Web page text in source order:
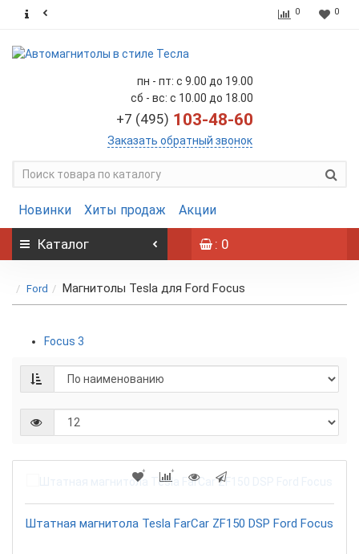
0 0
пн - пт: с 9.00 до 19.00
сб - вс: с 10.00 до 18.00
+7 (495) 103-48-60
Заказать обратный звонок
Новинки Хиты продаж Акции
Каталог : 0
Ford Магнитолы Tesla для Ford Focus
Focus 3
Штатная магнитола Tesla FarCar ZF150 DSP Ford Focus